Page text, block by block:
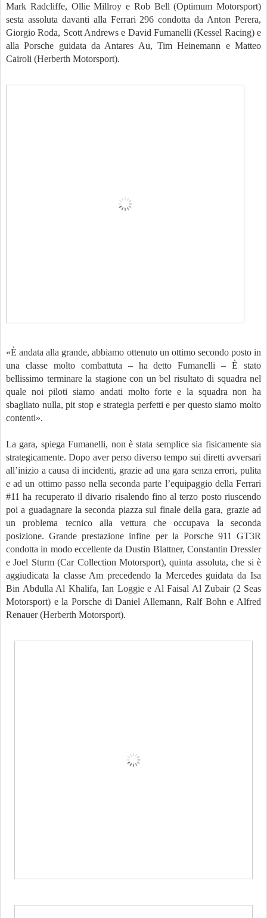
Mark Radcliffe, Ollie Millroy e Rob Bell (Optimum Motorsport)
sesta assoluta davanti alla Ferrari 296 condotta da Anton Perera,
Giorgio Roda, Scott Andrews e David Fumanelli (Kessel Racing) e
alla Porsche guidata da Antares Au, Tim Heinemann e Matteo
Cairoli (Herberth Motorsport).
«È andata alla grande, abbiamo ottenuto un ottimo secondo posto in
una classe molto combattuta – ha detto Fumanelli – È stato
bellissimo terminare la stagione con un bel risultato di squadra nel
quale noi piloti siamo andati molto forte e la squadra non ha
sbagliato nulla, pit stop e strategia perfetti e per questo siamo molto
contenti».
La gara, spiega Fumanelli, non è stata semplice sia fisicamente sia
strategicamente. Dopo aver perso diverso tempo sui diretti avversari
all’inizio a causa di incidenti, grazie ad una gara senza errori, pulita
e ad un ottimo passo nella seconda parte l’equipaggio della Ferrari
#11 ha recuperato il divario risalendo fino al terzo posto riuscendo
poi a guadagnare la seconda piazza sul finale della gara, grazie ad
un problema tecnico alla vettura che occupava la seconda
posizione. Grande prestazione infine per la Porsche 911 GT3R
condotta in modo eccellente da Dustin Blattner, Constantin Dressler
e Joel Sturm (Car Collection Motorsport), quinta assoluta, che si è
aggiudicata la classe Am precedendo la Mercedes guidata da Isa
Bin Abdulla Al Khalifa, Ian Loggie e Al Faisal Al Zubair (2 Seas
Motorsport) e la Porsche di Daniel Allemann, Ralf Bohn e Alfred
Renauer (Herberth Motorsport).